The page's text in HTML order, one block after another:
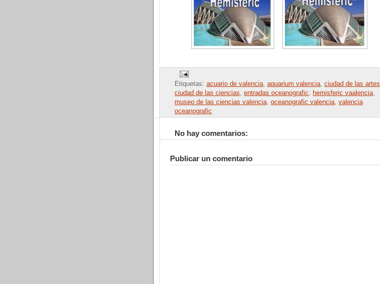
Etiquetas: acuario de valencia, aquarium valencia, ciudad de las artes
ciudad de las ciencias, entradas oceanografic, hemisferic vaalencia,
museo de las ciencias valencia, oceanografic valencia, valencia
oceanografic
No hay comentarios:
Publicar un comentario